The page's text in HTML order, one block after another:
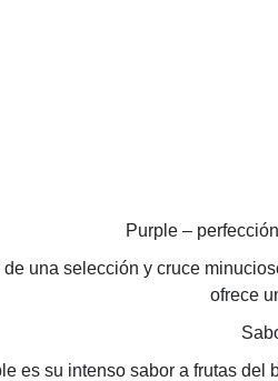
Purple –
una selección y cruce
ofrece
es su intenso sabor a frutas